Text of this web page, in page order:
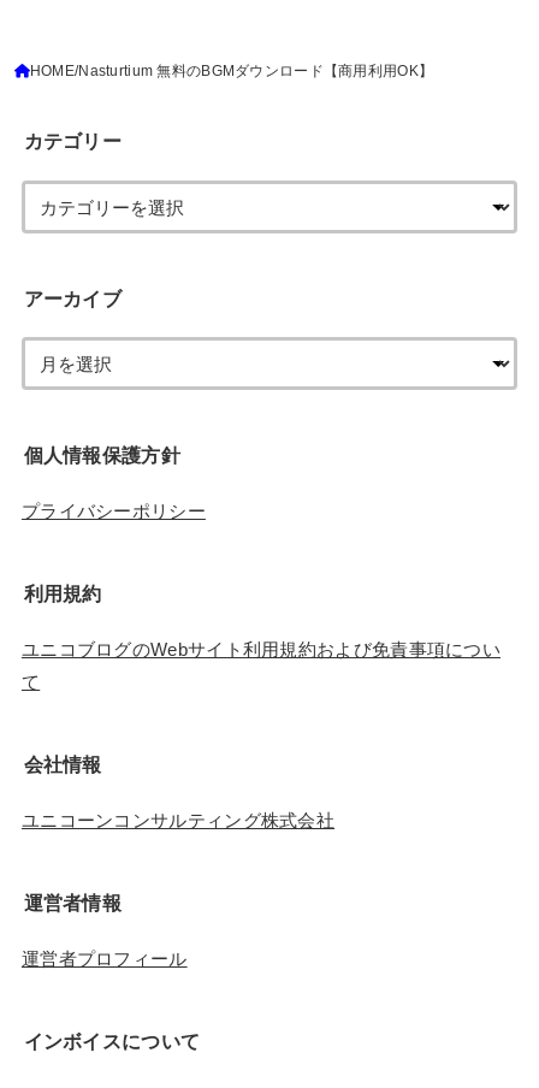
カテゴリー
アーカイブ
個人情報保護方針
プライバシーポリシー
利用規約
ユニコブログのWebサイト利用規約および免責事項につい
て
会社情報
ユニコーンコンサルティング株式会社
運営者情報
運営者プロフィール
インボイスについて